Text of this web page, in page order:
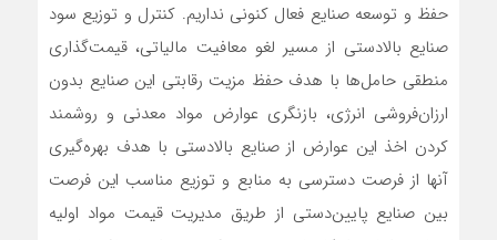
حفظ و توسعه صنایع فعال کنونی نداریم. کنترل و توزیع سود
صنایع بالادستی از مسیر لغو معافیت مالیاتی، قیمت‌گذاری
منطقی حامل‌ها با هدف حفظ مزیت رقابتی این صنایع بدون
ارزان‌فروشی انرژی، بازنگری عوارض مواد معدنی و روشمند
کردن اخذ این عوارض از صنایع بالادستی با هدف بهره‌گیری
آنها از فرصت دسترسی به منابع و توزیع مناسب این فرصت
بین صنایع پایین‌دستی از طریق مدیریت قیمت مواد اولیه